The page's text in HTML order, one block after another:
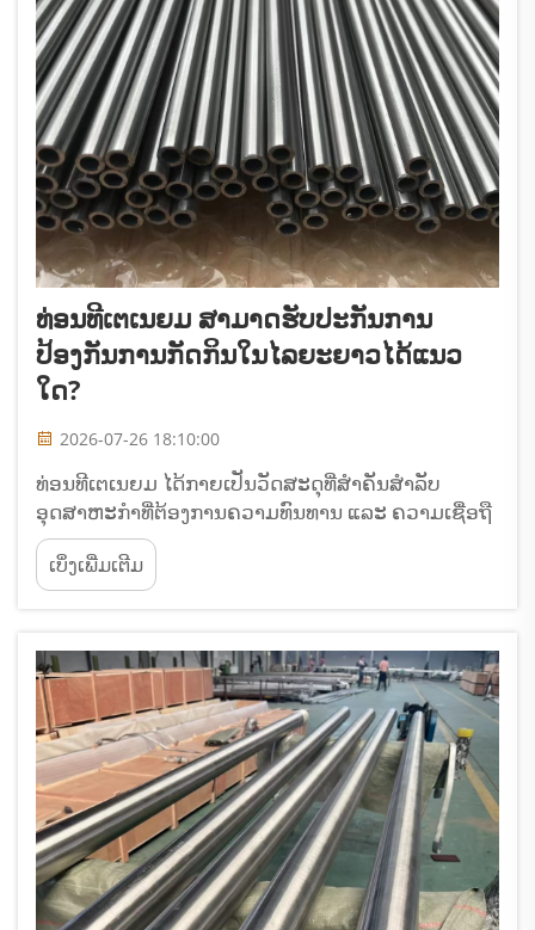
ທ່ອນທີເຕເນຍມ ສາມາດຮັບປະກັນການ
ປ້ອງກັນການກັດກິນໃນໄລຍະຍາວໄດ້ແນວ
ໃດ?
2026-07-26 18:10:00
ທ່ອນທີເຕເນຍມ ໄດ້ກາຍເປັນວັດສະດຸທີ່ສຳຄັນສຳລັບ
ອຸດສາຫະກຳທີ່ຕ້ອງການຄວາມທົນທານ ແລະ ຄວາມເຊື່ອຖື
ໄດ້ຢ່າງຍິ່ງໃນສະພາບແວດລ້ອມທີ່ມີການກັດກິນ. ການ
ເຂົ້າໃຈວ່າທ່ອນທີເຕເນຍມ ສາມາດຮັບປະກັນການປ້ອງກັນ
ການກັດກິນໃນໄລຍະຍາວໄດ້ແນວໃດ ຕ້ອງມີການສຶກສາເຖິງ
ເບິ່ງເພີ່ມເຕີມ